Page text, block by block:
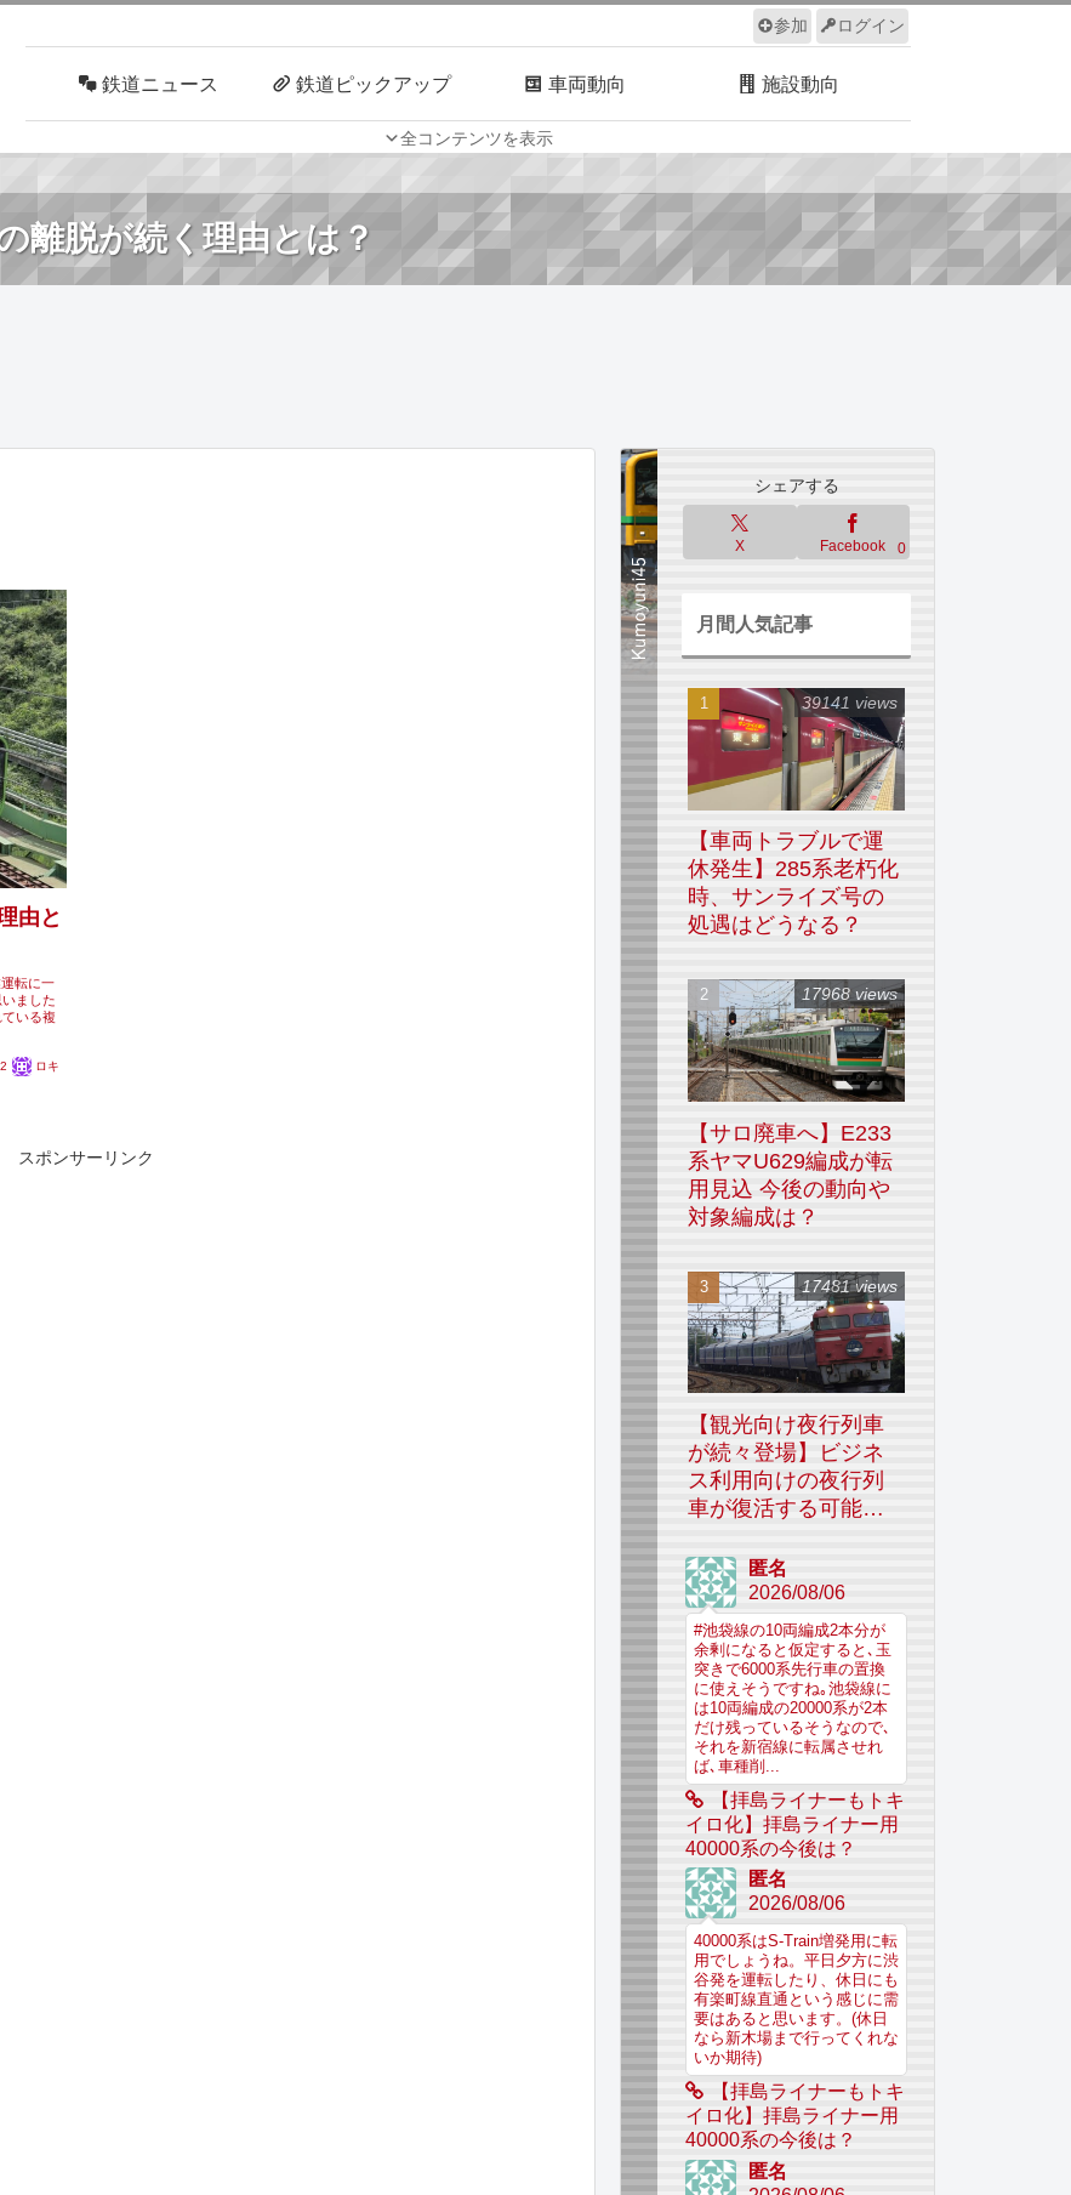
ログイン
参加
全コンテンツを表示
鉄道ニュース 鉄道ピックアップ 車両動向 施設動向
車両技術 路線探訪 ルール サイトについて
離脱が続く理由とは？
由と
転に一
ました
いる複
ロキ
スポンサーリンク
シェアする
X Facebook 0
月間人気記事
【車両トラブルで運
休発生】285系老朽化
時、サンライズ号の
処遇はどうなる？
39141 views
【サロ廃車へ】E233
系ヤマU629編成が転
用見込 今後の動向や
対象編成は？
17968 views
【観光向け夜行列車
が続々登場】ビジネ
ス利用向けの夜行列
車が復活する可能性
17481 views
匿名
2026/08/06
#池袋線の10両編成2本分が
余剰になると仮定すると､玉
突きで6000系先行車の置換
に使えそうですね｡池袋線に
は10両編成の20000系が2本
だけ残っているそうなので､
それを新宿線に転属させれ
ば､車種削...
【拝島ライナーもトキ
イロ化】拝島ライナー用
40000系の今後は？
匿名
2026/08/06
40000系はS-Train増発用に転
用でしょうね。平日夕方に渋
谷発を運転したり、休日にも
有楽町線直通という感じに需
要はあると思います。(休日
なら新木場まで行ってくれな
いか期待)
【拝島ライナーもトキ
イロ化】拝島ライナー用
40000系の今後は？
匿名